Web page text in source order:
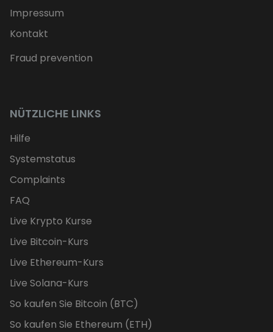
Impressum
Kontakt
Fraud prevention
NÜTZLICHE LINKS
Hilfe
Systemstatus
Complaints
FAQ
Live Krypto Kurse
Live Bitcoin-Kurs
Live Ethereum-Kurs
Live Solana-Kurs
So kaufen Sie Bitcoin (BTC)
So kaufen Sie Ethereum (ETH)